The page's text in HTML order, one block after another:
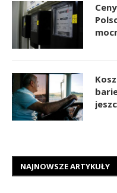
NAJNOWSZE ARTYKUŁY